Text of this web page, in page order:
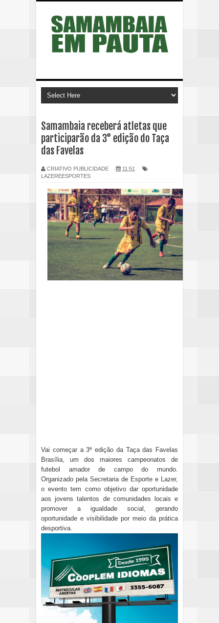
Samambaia receberá atletas que
participarão da 3° edição do Taça
das Favelas
CRIATIVO PUBLICIDADE
11:51
LAZEREESPORTES
Vai começar a 3ª edição da Taça das Favelas
Brasília, um dos maiores campeonatos de
futebol amador de campo do mundo.
Organizado pela Secretaria de Esporte e Lazer,
o evento tem como objetivo dar oportunidade
aos jovens talentos de comunidades locais e
promover a igualdade social, gerando
oportunidade e visibilidade por meio da prática
desportiva.